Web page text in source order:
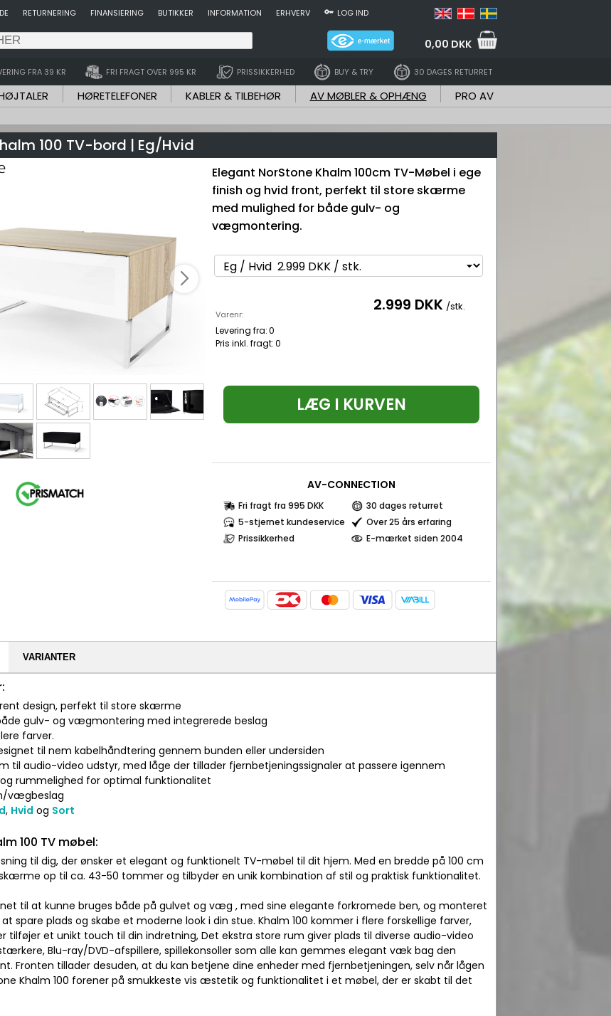
RETURNERING FINANSIERING BUTIKKER INFORMATION ERHVERV LOG IND
0,00 DKK
FRA 39 KR FRI FRAGT OVER 995 KR PRISSIKKERHED BUY & TRY 30 DAGES RETURRET
HØRETELEFONER KABLER & TILBEHØR AV MØBLER & OPHÆNG PRO AV
100 TV-bord | Eg/Hvid
Elegant NorStone Khalm 100cm TV-Møbel i ege
finish og hvid front, perfekt til store skærme
med mulighed for både gulv- og
vægmontering.
Varenr:
Levering fra:0
Pris inkl. fragt:0
2.999 DKK /stk.
LÆG I KURVEN
AV-CONNECTION
Fri fragt fra 995 DKK
30 dages returret
5-stjernet kundeservice
Over 25 års erfaring
Prissikkerhed
E-mærket siden 2004
VARIANTER
design, perfekt til store skærme
gulv- og vægmontering med integrerede beslag
farver.
til nem kabelhåndtering gennem bunden eller undersiden
til audio-video udstyr, med låge der tillader fjernbetjeningssignaler at passere igennem
og rummelighed for optimal funktionalitet
vægbeslag
, Hvid og Sort
100 TV møbel:
til dig, der ønsker et elegant og funktionelt TV-møbel til dit hjem. Med en bredde på 100 cm
op til ca. 43-50 tommer og tilbyder en unik kombination af stil og praktisk funktionalitet.
til at kunne bruges både på gulvet og væg , med sine elegante forkromede ben, og monteret
spare plads og skabe et moderne look i din stue. Khalm 100 kommer i flere forskellige farver,
tilføjer et unikt touch til din indretning, Det ekstra store rum giver plads til diverse audio-video
Blu-ray/DVD-afspillere, spillekonsoller som alle kan gemmes elegant væk bag den
Fronten tillader desuden, at du kan betjene dine enheder med fjernbetjeningen, selv når lågen
Khalm 100 forener på smukkeste vis æstetik og funktionalitet i et møbel, der er skabt til det